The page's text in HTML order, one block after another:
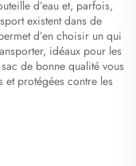
d’eau et, parfois,
existent dans de
d’en choisir un qui
idéaux pour les
de bonne qualité vous
protégées contre les